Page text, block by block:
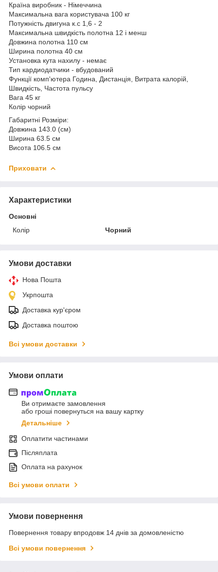
Країна виробник - Німеччина
Максимальна вага користувача 100 кг
Потужність двигуна к.с 1,6 - 2
Максимальна швидкість полотна 12 і менш
Довжина полотна 110 см
Ширина полотна 40 см
Установка кута нахилу - немає
Тип кардиодатчики - вбудований
Функції комп'ютера Година, Дистанція, Витрата калорій,
Швидкість, Частота пульсу
Вага 45 кг
Колір чорний
Габаритні Розміри:
Довжина 143.0 (см)
Ширина 63.5 см
Висота 106.5 см
Приховати
Характеристики
Основні
Колір
Чорний
Умови доставки
Нова Пошта
Укрпошта
Доставка кур'єром
Доставка поштою
Всі умови доставки
Умови оплати
Ви отримаєте замовлення
або гроші повернуться на вашу картку
Детальніше
Оплатити частинами
Післяплата
Оплата на рахунок
Всі умови оплати
Умови повернення
Повернення товару впродовж 14 днів за домовленістю
Всі умови повернення